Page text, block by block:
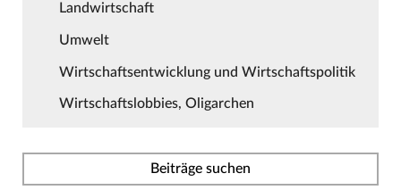
Landwirtschaft
Umwelt
Wirtschaftsentwicklung und Wirtschaftspolitik
Wirtschaftslobbies, Oligarchen
Beiträge suchen